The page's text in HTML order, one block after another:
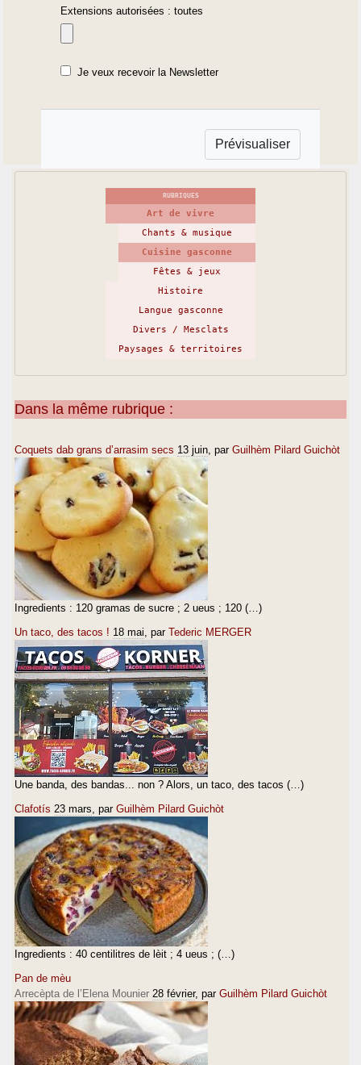
Extensions autorisées : toutes
Je veux recevoir la Newsletter
RUBRIQUES
Art de vivre
Chants & musique
Cuisine gasconne
Fêtes & jeux
Histoire
Langue gasconne
Divers / Mesclats
Paysages & territoires
Dans la même rubrique :
Coquets dab grans d’arrasim secs 13 juin , par Guilhèm Pilard Guichòt
Ingredients : 120 gramas de sucre ; 2 ueus ; 120 (…)
Un taco, des tacos ! 18 mai , par Tederic MERGER
Une banda, des bandas... non ? Alors, un taco, des tacos (…)
Clafotís 23 mars , par Guilhèm Pilard Guichòt
Ingredients : 40 centilitres de lèit ; 4 ueus ; (…)
Pan de mèu
Arrecèpta de l’Elena Mounier 28 février, par Guilhèm Pilard Guichòt